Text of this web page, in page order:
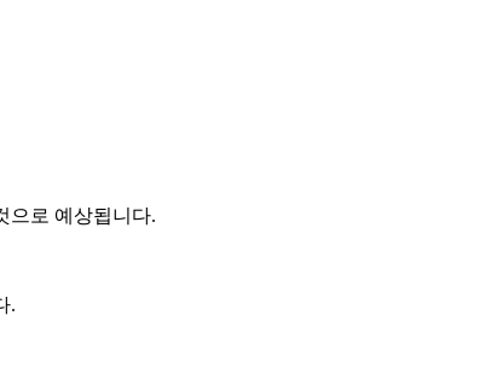
으로 예상됩니다.
.